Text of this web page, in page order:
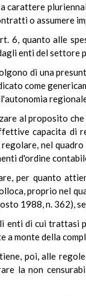
carattere
o assumere
6, quanto alle
enti del settore
di una
come
al proposito
capacita di
nel
d'ordine
per quanto
proprio nel
1988, n. 362),
enti di cui trattasi
a monte della
poi, alle
la non